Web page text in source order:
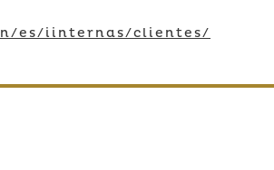
es/iinternas/clientes/